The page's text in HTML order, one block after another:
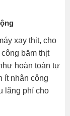
xay thịt, cho
băm thịt
hoàn toàn tự
ít nhân công
lãng phí cho